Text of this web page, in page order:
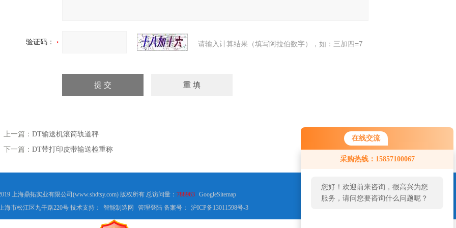
在线交流
采购热线：15857100067
您好！欢迎前来咨询，很高兴为您
服务，请问您要咨询什么问题呢？
验证码： 请输入计算结果（填写阿拉伯数字），如：三加四=7
上一篇： DT输送机滚筒轨道秤
下一篇： DT带打印皮带输送检重称
返回
上海鼎拓实业有限公司(www.shdtsy.com) 版权所有 总访问量： 788963 GoogleSitemap
海市松江区九干路220号 技术支持：
智能制造网 管理登陆备案号： 沪ICP备13011598号-3